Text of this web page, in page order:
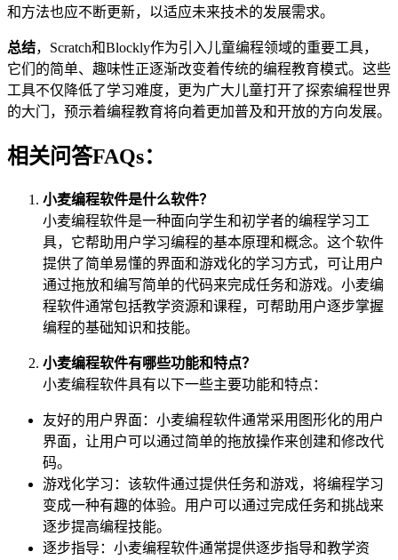
和方法也应不断更新，以适应未来技术的发展需求。
总结，Scratch和Blockly作为引入儿童编程领域的重要工具，
它们的简单、趣味性正逐渐改变着传统的编程教育模式。这些
工具不仅降低了学习难度，更为广大儿童打开了探索编程世界
的大门，预示着编程教育将向着更加普及和开放的方向发展。
相关问答FAQs：
小麦编程软件是什么软件？
小麦编程软件是一种面向学生和初学者的编程学习工
具，它帮助用户学习编程的基本原理和概念。这个软件
提供了简单易懂的界面和游戏化的学习方式，可让用户
通过拖放和编写简单的代码来完成任务和游戏。小麦编
程软件通常包括教学资源和课程，可帮助用户逐步掌握
编程的基础知识和技能。
小麦编程软件有哪些功能和特点？
小麦编程软件具有以下一些主要功能和特点：
友好的用户界面：小麦编程软件通常采用图形化的用户
界面，让用户可以通过简单的拖放操作来创建和修改代
码。
游戏化学习：该软件通过提供任务和游戏，将编程学习
变成一种有趣的体验。用户可以通过完成任务和挑战来
逐步提高编程技能。
逐步指导：小麦编程软件通常提供逐步指导和教学资